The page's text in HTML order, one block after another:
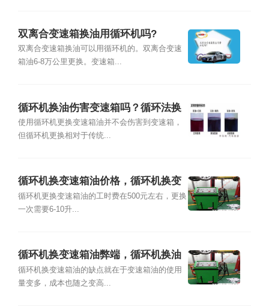
双离合变速箱换油用循环机吗?
双离合变速箱换油可以用循环机的。双离合变速
箱油6-8万公里更换。变速箱...
循环机换油伤害变速箱吗？循环法换
变速箱油缺点
使用循环机更换变速箱油并不会伤害到变速箱，
但循环机更换相对于传统...
循环机换变速箱油价格，循环机换变
速箱油流程
循环机更换变速箱油的工时费在500元左右，更换
一次需要6-10升...
循环机换变速箱油弊端，循环机换油
损害变速箱吗？
循环机换变速箱油的缺点就在于变速箱油的使用
量变多，成本也随之变高...